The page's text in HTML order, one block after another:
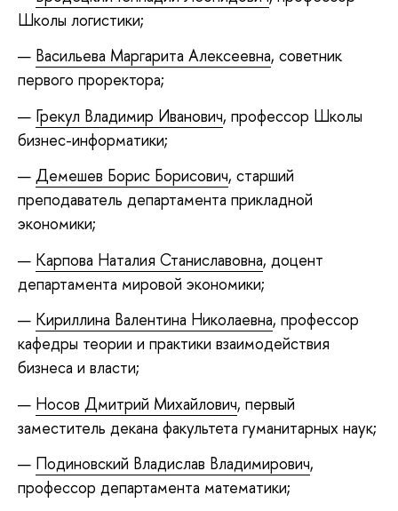
Школы логистики;
Васильева Маргарита Алексеевна, советник
первого проректора;
Грекул Владимир Иванович, профессор Школы
бизнес-информатики;
Демешев Борис Борисович, старший
преподаватель департамента прикладной
экономики;
Карпова Наталия Станиславовна, доцент
департамента мировой экономики;
Кириллина Валентина Николаевна, профессор
кафедры теории и практики взаимодействия
бизнеса и власти;
Носов Дмитрий Михайлович, первый
заместитель декана факультета гуманитарных наук;
Подиновский Владислав Владимирович,
профессор департамента математики;